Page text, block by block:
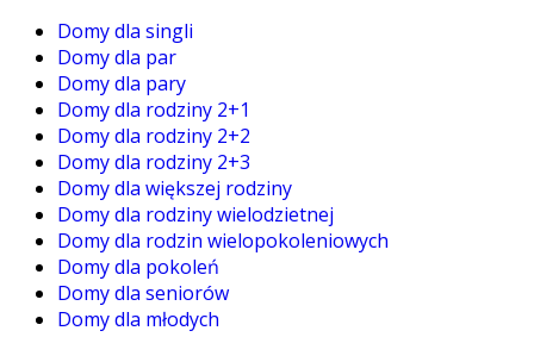
Domy dla singli
Domy dla par
Domy dla pary
Domy dla rodziny 2+1
Domy dla rodziny 2+2
Domy dla rodziny 2+3
Domy dla większej rodziny
Domy dla rodziny wielodzietnej
Domy dla rodzin wielopokoleniowych
Domy dla pokoleń
Domy dla seniorów
Domy dla młodych